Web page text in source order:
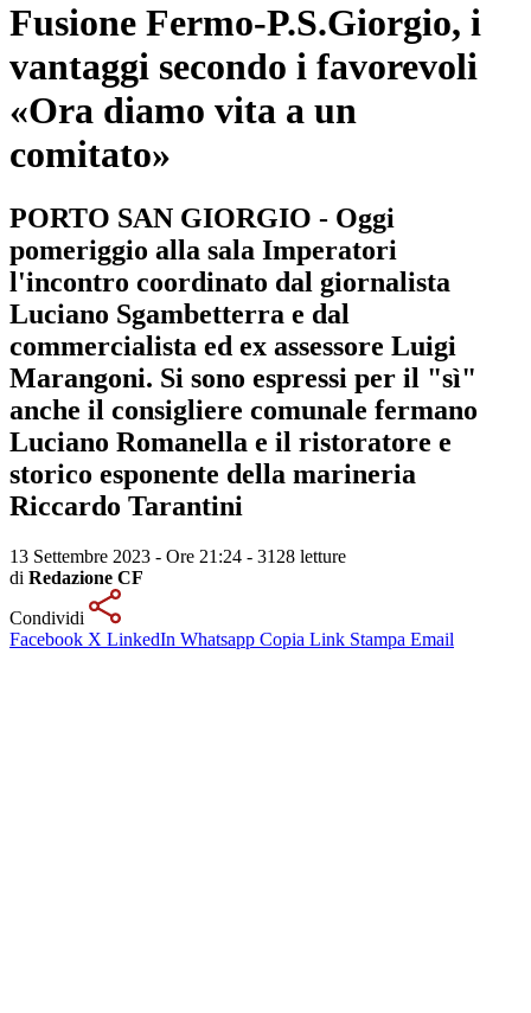
Fusione Fermo-P.S.Giorgio, i
vantaggi secondo i favorevoli
«Ora diamo vita a un
comitato»
PORTO SAN GIORGIO - Oggi
pomeriggio alla sala Imperatori
l'incontro coordinato dal giornalista
Luciano Sgambetterra e dal
commercialista ed ex assessore Luigi
Marangoni. Si sono espressi per il "sì"
anche il consigliere comunale fermano
Luciano Romanella e il ristoratore e
storico esponente della marineria
Riccardo Tarantini
13 Settembre 2023 - Ore 21:24 - 3128 letture
di Redazione CF
Condividi
Facebook X LinkedIn Whatsapp Copia Link Stampa Email